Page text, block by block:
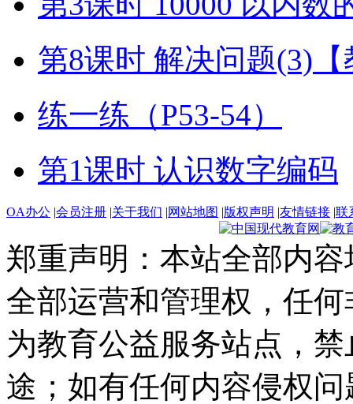
第8课时 解决问题(3)
练一练（P53-54）
第1课时 认识数字编码
OA办公 |会员注册 |关于我们 |网站地图 |版权声明 |友情链接 |联
郑重声明：本站全部内
全部运营和管理权，任
为教育公益服务站点，
途；如有任何内容侵权